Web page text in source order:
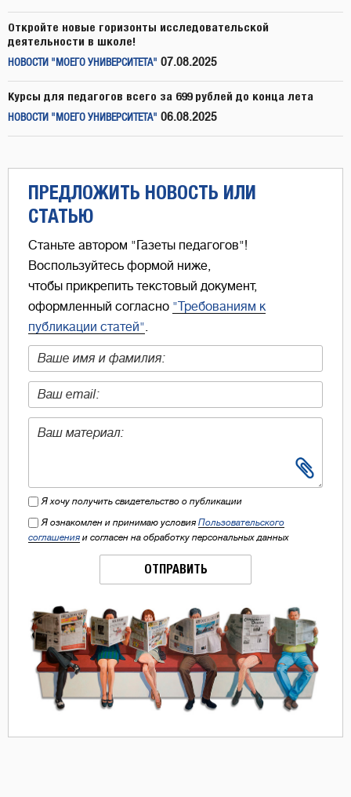
Откройте новые горизонты исследовательской
деятельности в школе!
НОВОСТИ "МОЕГО УНИВЕРСИТЕТА" 07.08.2025
Курсы для педагогов всего за 699 рублей до конца лета
НОВОСТИ "МОЕГО УНИВЕРСИТЕТА" 06.08.2025
ПРЕДЛОЖИТЬ НОВОСТЬ ИЛИ
СТАТЬЮ
Станьте автором "Газеты педагогов"!
Воспользуйтесь формой ниже,
чтобы прикрепить текстовый документ,
оформленный согласно "Требованиям к
публикации статей"
Я хочу получить свидетельство о публикации
Я ознакомлен и принимаю условия Пользовательского
соглашения и согласен на обработку персональных данных
ОТПРАВИТЬ